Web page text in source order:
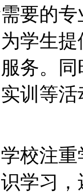
要的
学生
务。
训等
校注
学习